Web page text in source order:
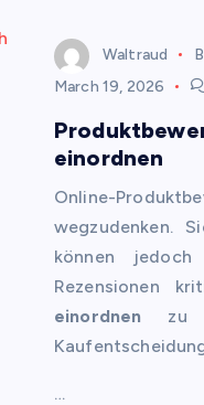
Waltraud
March 19, 2026
einordnen
Online-
wegzudenken.
können
Rezensionen
einordnen zu
…